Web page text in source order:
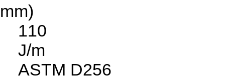
mm)
110
J/m
ASTM D256